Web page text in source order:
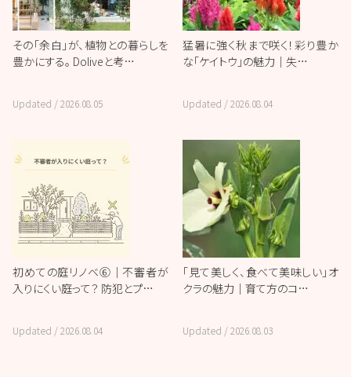
その「余白」が、植物との暮らしを
豊かにする。 Doliveと考…
Updated /2026.08.05
猛暑に強く秋まで咲く！彩り豊か
な「ケイトウ」の魅力｜失…
Updated /2026.08.04
初めての庭リノベ⑥｜不審者が
入りにくい庭って？ 防犯とプ…
Updated /2026.08.04
「見て美しく、食べて美味しい」オ
クラの魅力｜育て方のコ…
Updated /2026.08.03